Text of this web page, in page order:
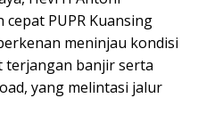
PUPR Kuansing
meninjau kondisi
terjangan banjir serta
yang melintasi jalur